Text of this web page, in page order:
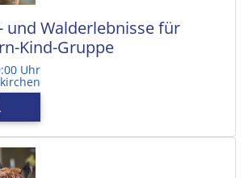
und Walderlebnisse für
Kind-Gruppe
Uhr